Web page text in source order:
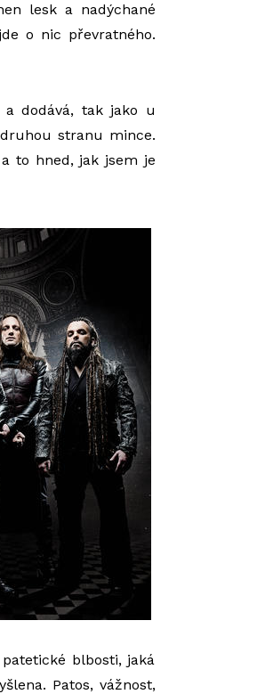
lesk a nadýchané
o nic převratného.
dodává, tak jako u
stranu mince.
to hned, jak jsem je
blbosti, jaká
Patos, vážnost,